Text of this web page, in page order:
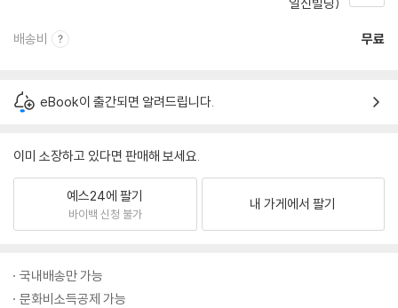
배송비 무료
eBook이 출간되면 알려드립니다.
이미 소장하고 있다면 판매해 보세요.
예스24에 팔기
바이백 신청 불가
내 가게에서 팔기
국내배송만 가능
문화비소득공제 가능